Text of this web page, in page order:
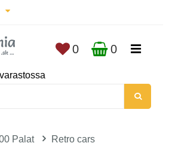
0 0
Palat
Retro cars